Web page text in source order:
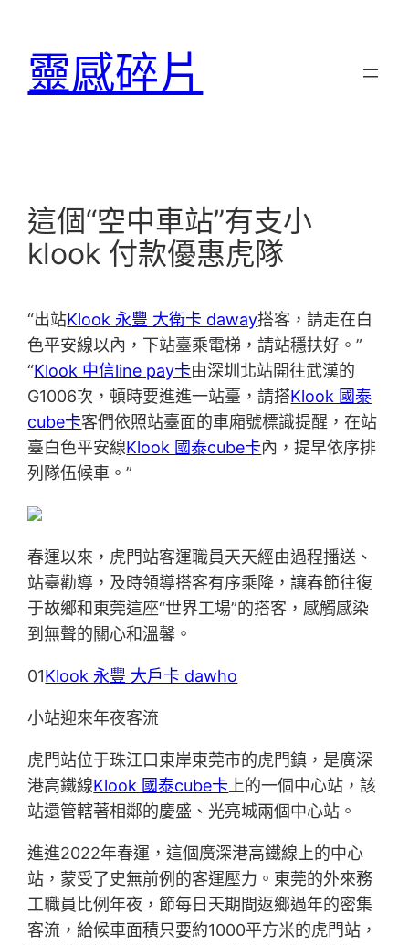
靈感碎片
這個“空中車站”有支小
klook 付款優惠虎隊
“出站Klook 永豐 大衛卡 daway搭客，請走在白
色平安線以內，下站臺乘電梯，請站穩扶好。”
“Klook 中信line pay卡由深圳北站開往武漢的
G1006次，頓時要進進一站臺，請搭Klook 國泰
cube卡客們依照站臺面的車廂號標識提醒，在站
臺白色平安線Klook 國泰cube卡內，提早依序排
列隊伍候車。”
春運以來，虎門站客運職員天天經由過程播送、
站臺勸導，及時領導搭客有序乘降，讓春節往復
于故鄉和東莞這座“世界工場”的搭客，感觸感染
到無聲的關心和溫馨。
01Klook 永豐 大戶卡 dawho
小站迎來年夜客流
虎門站位于珠江口東岸東莞市的虎門鎮，是廣深
港高鐵線Klook 國泰cube卡上的一個中心站，該
站還管轄著相鄰的慶盛、光亮城兩個中心站。
進進2022年春運，這個廣深港高鐵線上的中心
站，蒙受了史無前例的客運壓力。東莞的外來務
工職員比例年夜，節每日天期間返鄉過年的密集
客流，給候車面積只要約1000平方米的虎門站，